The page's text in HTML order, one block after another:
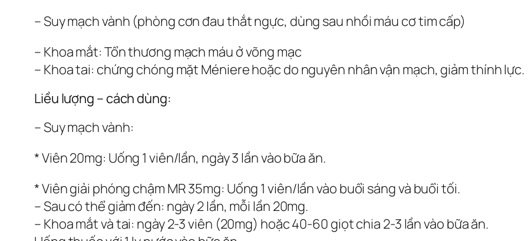
– Suy mạch vành (phòng cơn đau thắt ngực, dùng sau nhồi máu cơ tim cấp)
– Khoa mắt: Tổn thương mạch máu ở võng mạc
– Khoa tai: chứng chóng mặt Méniere hoặc do nguyên nhân vận mạch, giảm thính lực.
Liều lượng – cách dùng:
– Suy mạch vành:
* Viên 20mg: Uống 1 viên/lần, ngày 3 lần vào bữa ăn.
* Viên giải phóng chậm MR 35mg: Uống 1 viên/lần vào buổi sáng và buổi tối.
– Sau có thể giảm đến: ngày 2 lần, mỗi lần 20mg.
– Khoa mắt và tai: ngày 2-3 viên (20mg) hoặc 40-60 giọt chia 2-3 lần vào bữa ăn.